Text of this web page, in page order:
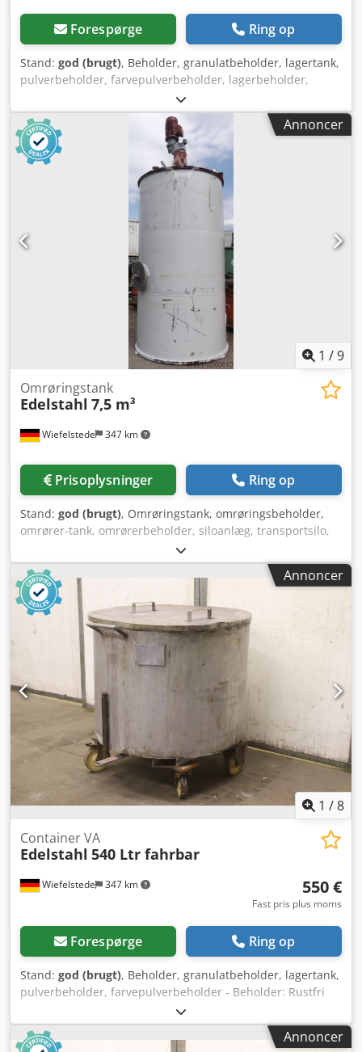
Forespørge Ring op
Stand: god (brugt), Beholder, granulatbeholder, lagertank,
pulverbeholder, farvepulverbeholder, lagerbeholder,
siloanlæg, tank, silo -Siloanlæg: granulatbeholder på
massiv understel, stabelbar Dksdexvxmlopfx Akmsr -
Kapacitet: ca. 600 liter -Beholder: materiale aluminium -
Indløb/udløb: 450 x 450 mm / Ø 200 mm -Dimensioner: se
fotos / teknisk tegning -Totalmål: 1190/1180/H1315 mm -
Annoncer
1 /9
Wiefelstede 347 km
Omrøringstank
Edelstahl 7,5 m³
Prisoplysninger Ring op
Stand: god (brugt), Omrøringstank, omrøringsbeholder,
omrører-tank, omrørerbeholder, siloanlæg, transportsilo,
tank, gødningslagersilo -Tanken kommer fra en
lakproducent -Tilstand: i henhold til billeder -Tanken kan
renses mod merpris Dkjdpfx Aecdgbcskmer -Tank og
omrører af rustfrit stål -Gearmotor: 15 kW 311 o/min -
Indhold: 7,5 m³ -Udløb: i bunden -på standfod -
Dimensioner: 2050/2050/H5570 mm -Vægt: 1715 kg
Annoncer
1 /8
Wiefelstede 347 km
Container VA
Edelstahl 540 Ltr fahrbar
550 €
Fast pris plus moms
Forespørge Ring op
Stand: god (brugt), Beholder, granulatbeholder, lagertank,
pulverbeholder, farvepulverbeholder - Beholder: Rustfri
stålbeholder med styrehjul og låg Dodpfxovpdnre Akmokr -
Kapacitet: ca. 540 liter - Antal: 12 beholdere tilgængelige -
Pris: pr. stk. - Mål: 1080/1000/H1110 mm - Vægt: 105 kg/stk.
Annoncer